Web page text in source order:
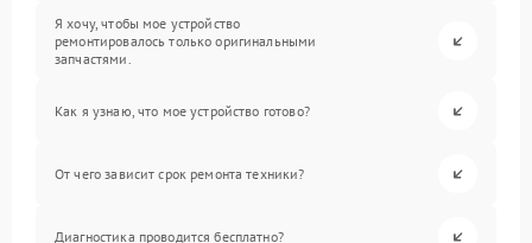
Я хочу, чтобы мое устройство
ремонтировалось только оригинальными
запчастями.
Как я узнаю, что мое устройство готово?
От чего зависит срок ремонта техники?
Диагностика проводится бесплатно?